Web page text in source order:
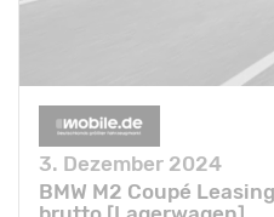
3. Dezember 2024
BMW M2 Coupé